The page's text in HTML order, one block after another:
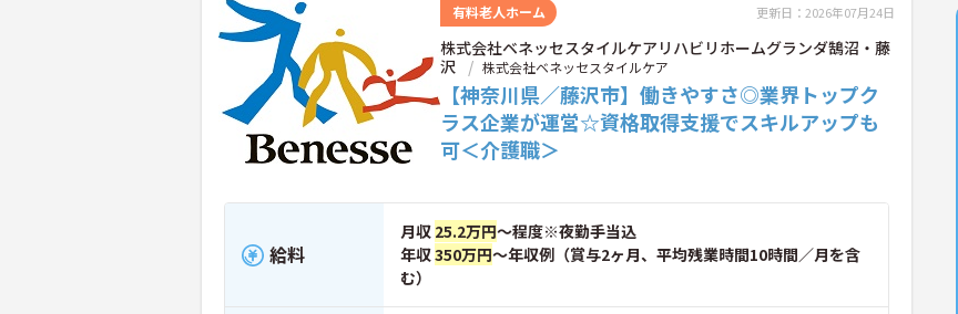
有料老人ホーム 更新日：2026年07月24日
株式会社ベネッセスタイルケアリハビリホームグランダ鵠沼・藤
沢
株式会社ベネッセスタイルケア
【神奈川県／藤沢市】働きやすさ◎業界トップク
ラス企業が運営☆資格取得支援でスキルアップも
可＜介護職＞
給料
月収 25.2万円～程度※夜勤手当込
年収350万円～年収例（賞与2ヶ月、平均残業時間10時間／月を含
む）